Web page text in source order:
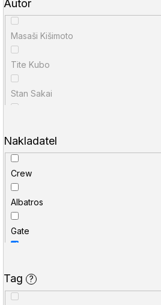
u
k
ů
Autor
Masaši Kišimoto
Tite Kubo
Stan Sakai
Hiroja Oku
Hadžime Isajama
Sui Išida
Kóhei Horikoši
Hiromu Arakawa
Nakladatel
Crew
Albatros
Gate
Alicanto
Tag ?
o
p
o
r
u
č
u
j
e